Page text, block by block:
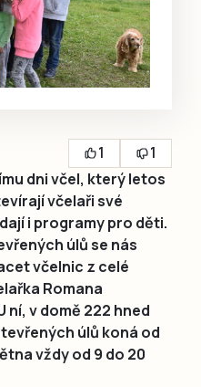
1
1
dni včel, který letos
včelaři své
i programy pro děti.
úlů se nás
včelnic z celé
Romana
ní, v domě 222 hned
úlů koná od
vždy od 9 do 20